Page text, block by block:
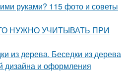
руками? 115 фото и советы
НУЖНО УЧИТЫВАТЬ ПРИ
из дерева. Беседки из дерева
и оформления